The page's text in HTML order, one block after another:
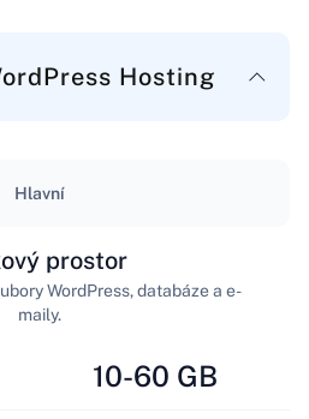
Hosting
Hlavní
prostor
WordPress, databáze a e-
maily.
10-60 GB